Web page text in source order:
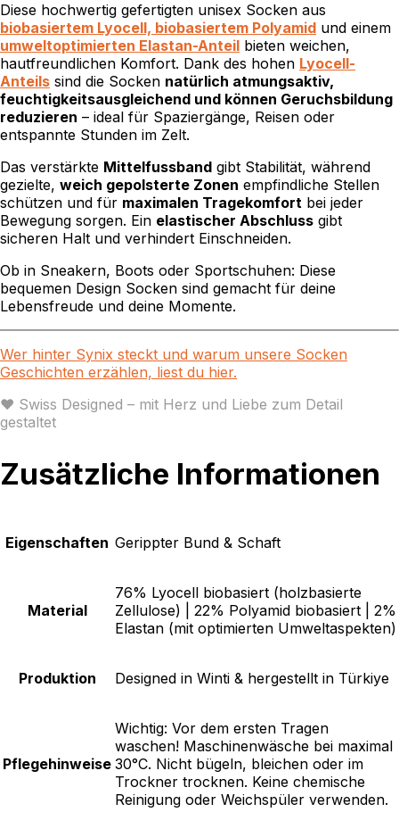
Diese hochwertig gefertigten unisex Socken aus
biobasiertem Lyocell, biobasiertem Polyamid und einem
umweltoptimierten Elastan-Anteil bieten weichen,
hautfreundlichen Komfort. Dank des hohen Lyocell-
Anteils sind die Socken natürlich atmungsaktiv,
feuchtigkeitsausgleichend und können Geruchsbildung
reduzieren – ideal für Spaziergänge, Reisen oder
entspannte Stunden im Zelt.
Das verstärkte Mittelfussband gibt Stabilität, während
gezielte, weich gepolsterte Zonen empfindliche Stellen
schützen und für maximalen Tragekomfort bei jeder
Bewegung sorgen. Ein elastischer Abschluss gibt
sicheren Halt und verhindert Einschneiden.
Ob in Sneakern, Boots oder Sportschuhen: Diese
bequemen Design Socken sind gemacht für deine
Lebensfreude und deine Momente.
Wer hinter Synix steckt und warum unsere Socken
Geschichten erzählen, liest du hier.
♥ Swiss Designed – mit Herz und Liebe zum Detail
gestaltet
Zusätzliche Informationen
Eigenschaften Gerippter Bund & Schaft
Material
76% Lyocell biobasiert (holzbasierte
Zellulose) | 22% Polyamid biobasiert | 2%
Elastan (mit optimierten Umweltaspekten)
Produktion Designed in Winti & hergestellt in Türkiye
Pflegehinweise
Wichtig: Vor dem ersten Tragen
waschen! Maschinenwäsche bei maximal
30°C. Nicht bügeln, bleichen oder im
Trockner trocknen. Keine chemische
Reinigung oder Weichspüler verwenden.